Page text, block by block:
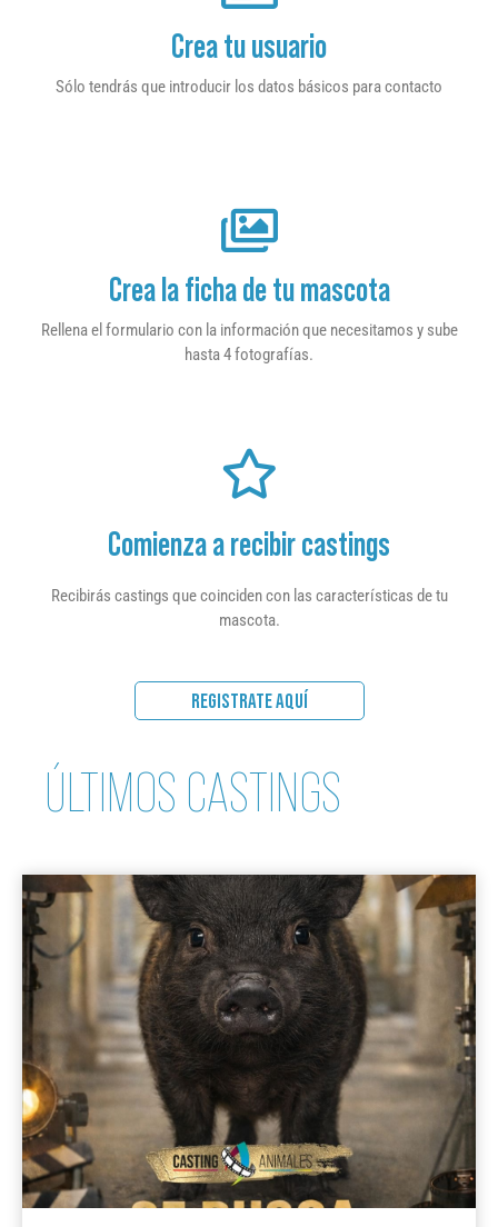
Crea tu usuario
Sólo tendrás que introducir los datos básicos para contacto
Crea la ficha de tu mascota
Rellena el formulario con la información que necesitamos y sube
hasta 4 fotografías.
Comienza a recibir castings
Recibirás castings que coinciden con las características de tu
mascota.
REGISTRATE AQUÍ
ÚLTIMOS CASTINGS